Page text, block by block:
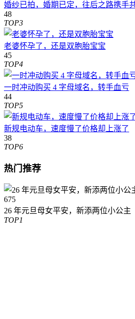
婚纱已拍，婚期已定，往后之路携手
48
TOP3
老婆怀孕了，还是双胞胎宝宝
45
TOP4
一时冲动购买 4 字母域名，转手血亏
44
TOP5
新规电动车，速度慢了价格却上涨了
38
TOP6
热门推荐
675
26 年元旦母女平安，新添两位小公主
TOP1